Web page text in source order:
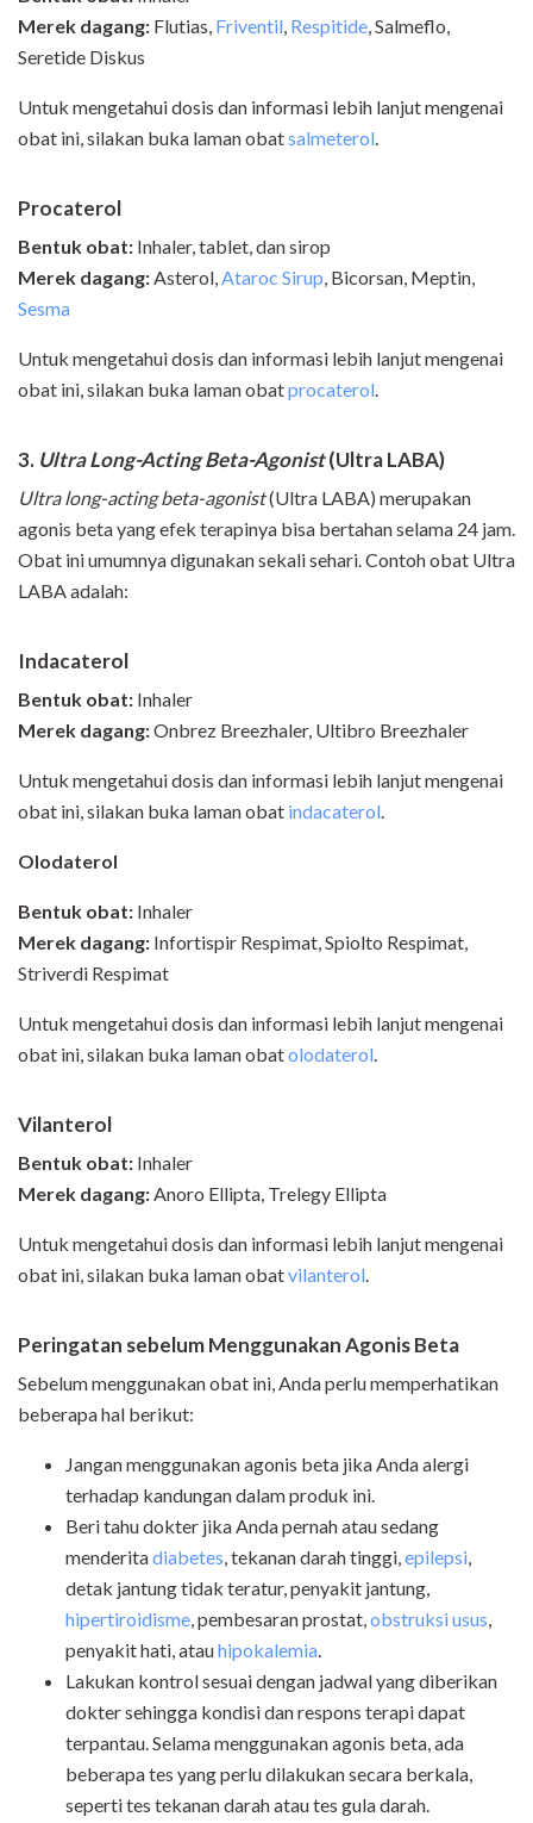
Merek dagang: Flutias, Friventil, Respitide, Salmeflo,
Seretide Diskus
Untuk mengetahui dosis dan informasi lebih lanjut mengenai
obat ini, silakan buka laman obatsalmeterol.
Procaterol
Bentuk obat: Inhaler, tablet, dan sirop
Merek dagang:Asterol,Ataroc Sirup, Bicorsan, Meptin,
Sesma
Untuk mengetahui dosis dan informasi lebih lanjut mengenai
obat ini, silakan buka laman obatprocaterol.
3. Ultra Long-Acting Beta-Agonist(Ultra LABA)
Ultra long-acting beta-agonist(Ultra LABA) merupakan
agonis beta yang efek terapinya bisa bertahan selama 24 jam.
Obat ini umumnya digunakan sekali sehari. Contoh obat Ultra
LABA adalah:
Indacaterol
Bentuk obat: Inhaler
Merek dagang:Onbrez Breezhaler, Ultibro Breezhaler
Untuk mengetahui dosis dan informasi lebih lanjut mengenai
obat ini, silakan buka laman obat indacaterol.
Olodaterol
Bentuk obat: Inhaler
Merek dagang: Infortispir Respimat, Spiolto Respimat,
Striverdi Respimat
Untuk mengetahui dosis dan informasi lebih lanjut mengenai
obat ini, silakan buka laman obatolodaterol.
Vilanterol
Bentuk obat: Inhaler
Merek dagang:Anoro Ellipta, Trelegy Ellipta
Untuk mengetahui dosis dan informasi lebih lanjut mengenai
obat ini, silakan buka laman obatvilanterol.
Peringatan sebelum Menggunakan Agonis Beta
Sebelum menggunakan obat ini, Anda perlu memperhatikan
beberapa hal berikut:
Jangan menggunakan agonis beta jika Anda alergi
terhadap kandungan dalam produk ini.
Beri tahu dokter jika Anda pernah atau sedang
menderitadiabetes, tekanan darah tinggi,epilepsi,
detak jantung tidak teratur, penyakit jantung,
hipertiroidisme, pembesaran prostat,obstruksi usus,
penyakit hati, atauhipokalemia.
Lakukan kontrol sesuai dengan jadwal yang diberikan
dokter sehingga kondisi dan respons terapi dapat
terpantau. Selama menggunakan agonis beta, ada
beberapa tes yang perlu dilakukan secara berkala,
seperti tes tekanan darah atau tes gula darah.